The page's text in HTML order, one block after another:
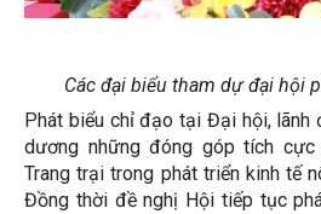
Các đại biểu tham dự đại hội
Phát biểu chỉ đạo tại Đại hội, lãnh
dương những đóng góp tích
Trang trại trong phát triển kinh tế
Đồng thời đề nghị Hội tiếp tục